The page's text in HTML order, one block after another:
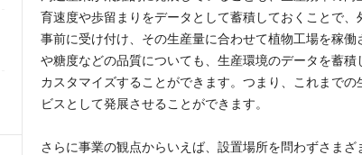
育速度や歩留まりをデータとして蓄積しておくことで
事前に受け付け、その生産量に合わせて植物工場を稼
や糖度などの品質についても、生産環境のデータを蓄
カスタマイズすることができます。つまり、これまで
ビスとして発展させることができます。
さらに事業の観点からいえば、設置場所を問わずさま